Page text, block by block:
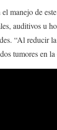
manejo de
auditivos u
“Al reducir
tumores en la